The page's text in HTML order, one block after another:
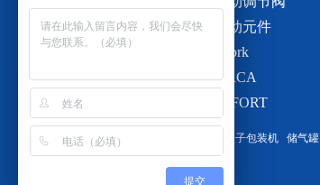
气动元件
i-Tork
SIRCA
SEFORT
友情链接： 橙子包装机 储气罐
提交